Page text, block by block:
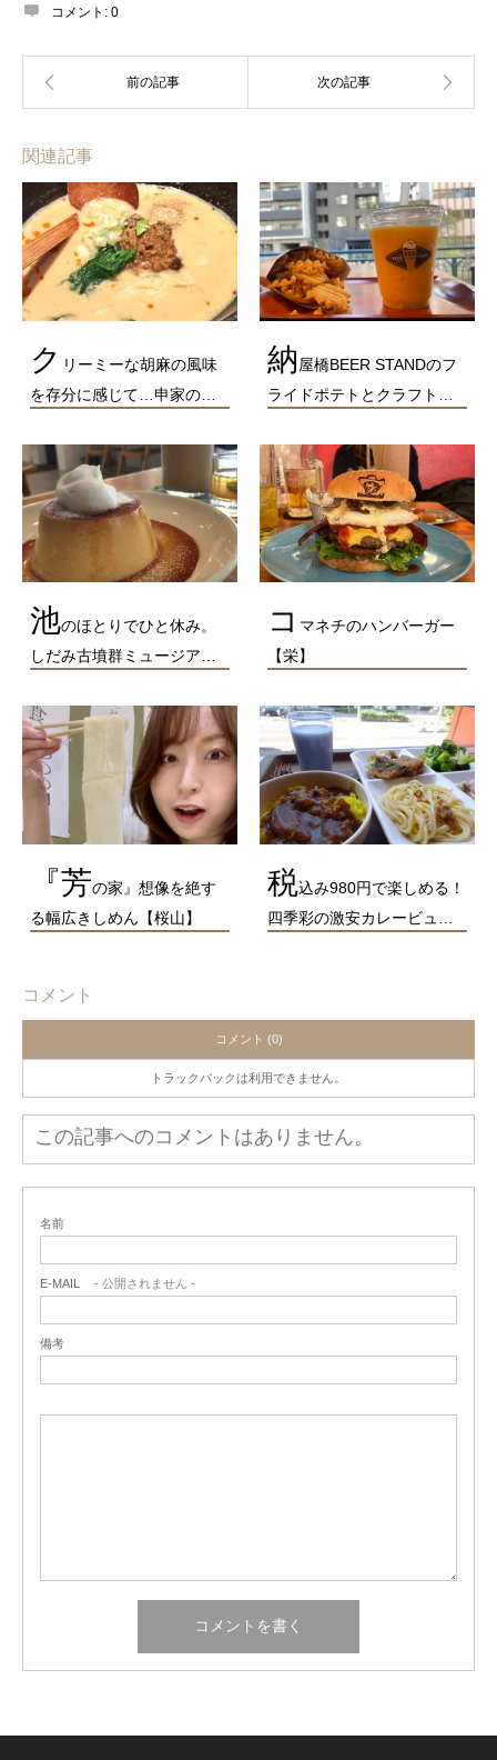
コメント: 0
関連記事
ク リーミーな胡麻の風味
を存分に感じて…申家の…
納屋橋BEER STANDのフ
ライドポテトとクラフト…
池のほとりでひと休み。
しだみ古墳群ミュージア…
コ マネチのハンバーガー
【栄】
『芳の家』想像を絶す
る幅広きしめん【桜山】
税込み980円で楽しめる！
四季彩の激安カレービュ…
コメント
コメント (0)
トラックバックは利用できません。
この記事へのコメントはありません。
名前
E-MAIL - 公開されません -
備考